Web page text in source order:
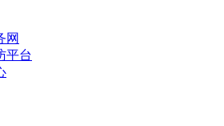
网
平台